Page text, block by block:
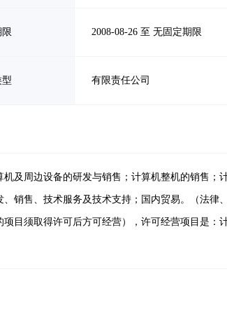
限 2008-08-26 至 无固定期限
型 有限责任公司
及周边设备的研发与销售；计算机整机的销售；
销售、技术服务及技术支持；国内贸易。（法律、
目须取得许可后方可经营），许可经营项目是：